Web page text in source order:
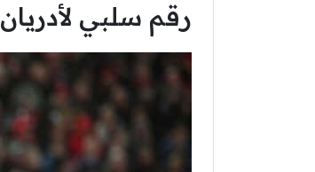
رقم سلبي لأدريان